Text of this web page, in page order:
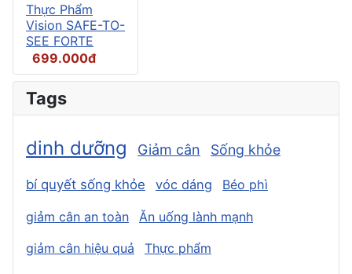
Thực Phẩm
Vision SAFE-TO-
SEE FORTE
699.000đ
Tags
dinh dưỡng Giảm cân Sống khỏe
bí quyết sống khỏe vóc dáng Béo phì
giảm cân an toàn
Ăn uống lành mạnh
giảm cân hiệu quả
Thực phẩm